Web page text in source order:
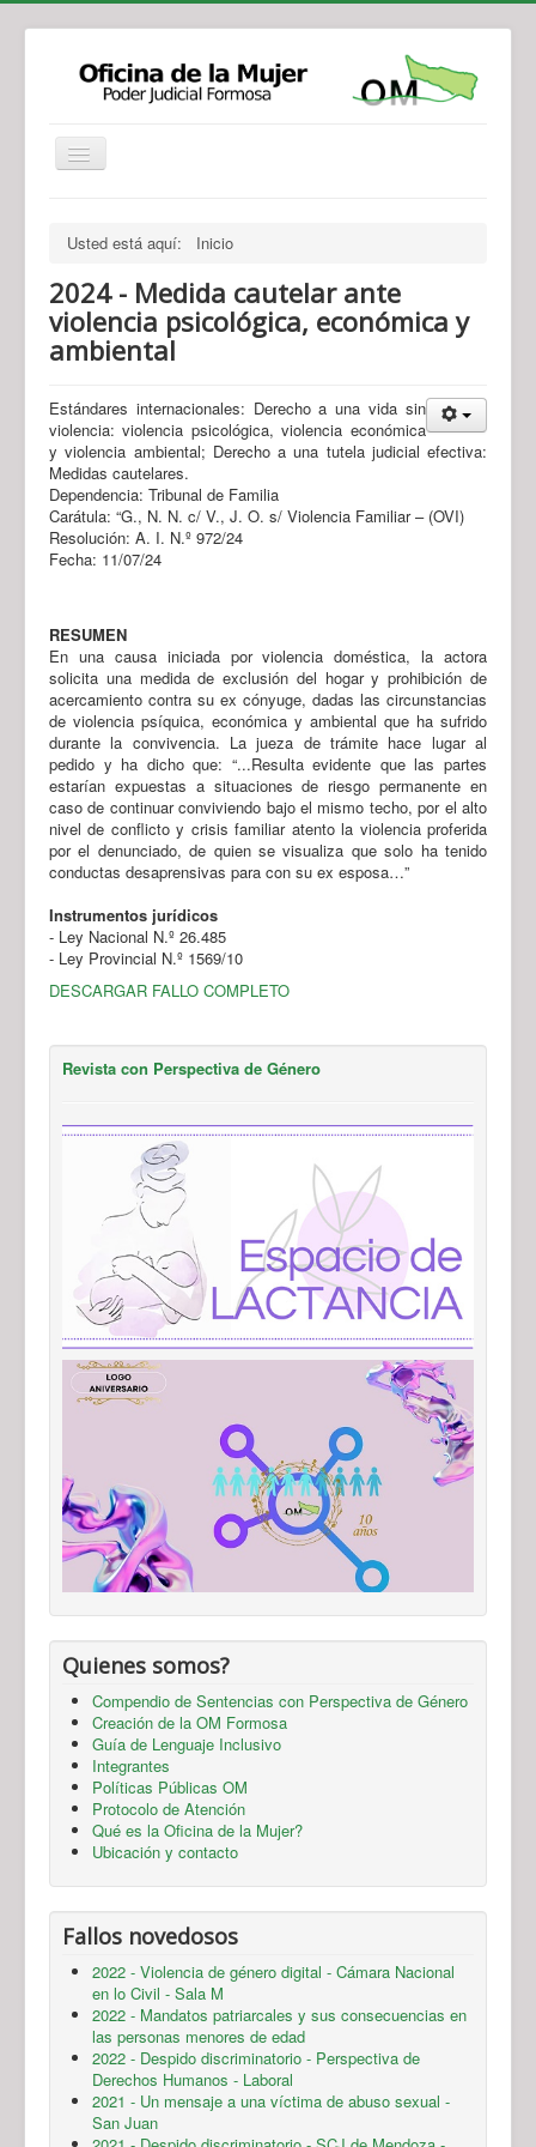
Legislación
Novedades
Recursos y Servicios de Atención
Contacto
Usted está aquí: Inicio
2024 - Medida cautelar ante
violencia psicológica, económica y
ambiental
Estándares internacionales: Derecho a una vida sin
violencia: violencia psicológica, violencia económica
y violencia ambiental; Derecho a una tutela judicial efectiva:
Medidas cautelares.
Dependencia: Tribunal de Familia
Carátula: “G., N. N. c/ V., J. O. s/ Violencia Familiar – (OVI)
Resolución: A. I. N.º 972/24
Fecha: 11/07/24
RESUMEN
En una causa iniciada por violencia doméstica, la actora
solicita una medida de exclusión del hogar y prohibición de
acercamiento contra su ex cónyuge, dadas las circunstancias
de violencia psíquica, económica y ambiental que ha sufrido
durante la convivencia. La jueza de trámite hace lugar al
pedido y ha dicho que: “...Resulta evidente que las partes
estarían expuestas a situaciones de riesgo permanente en
caso de continuar conviviendo bajo el mismo techo, por el alto
nivel de conflicto y crisis familiar atento la violencia proferida
por el denunciado, de quien se visualiza que solo ha tenido
conductas desaprensivas para con su ex esposa…”
Instrumentos jurídicos
- Ley Nacional N.º 26.485
- Ley Provincial N.º 1569/10
DESCARGAR FALLO COMPLETO
Revista con Perspectiva de Género
Quienes somos?
Compendio de Sentencias con Perspectiva de Género
Creación de la OM Formosa
Guía de Lenguaje Inclusivo
Integrantes
Políticas Públicas OM
Protocolo de Atención
Qué es la Oficina de la Mujer?
Ubicación y contacto
Fallos novedosos
2022 - Violencia de género digital - Cámara Nacional
en lo Civil - Sala M
2022 - Mandatos patriarcales y sus consecuencias en
las personas menores de edad
2022 - Despido discriminatorio - Perspectiva de
Derechos Humanos - Laboral
2021 - Un mensaje a una víctima de abuso sexual -
San Juan